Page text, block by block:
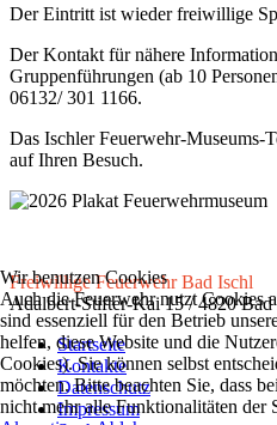
Der Eintritt ist wieder freiwillige
Der Kontakt für nähere
Gruppenführungen (ab 10
06132/ 301 1166.
Das Ischler Feuerwehr-Museums-
auf Ihren Besuch.
Freiwillige Feuerwehr Bad Ischl
Adalbert-Stifter-Kai 15 / 4820
Startseite
Kontakte
Datenschutz
Impressum
Wir benutzen Cookies
Auch die Feuerwehr nutzt Cookies
sind essenziell für den Betrieb
helfen, diese Website und die
Cookies). Sie können selbst
möchten. Bitte beachten Sie, dass
nicht mehr alle Funktionalitäten der